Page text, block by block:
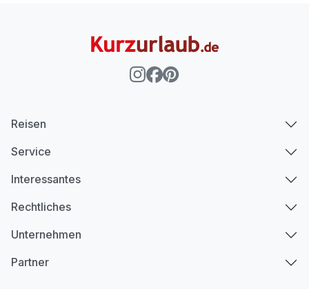
Reisen
Service
Interessantes
Rechtliches
Unternehmen
Partner